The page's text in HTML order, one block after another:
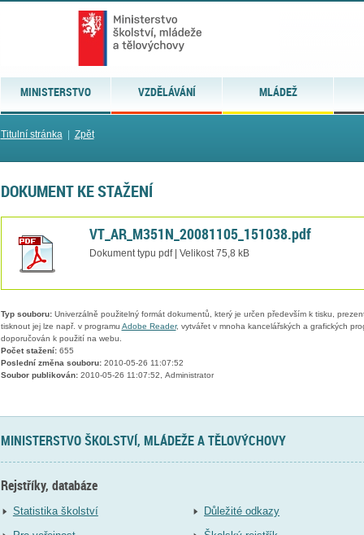
MINISTERSTVO VZDĚLÁVÁNÍ MLÁDEŽ
Titulní stránka| Zpět
DOKUMENT KE STAŽENÍ
VT_AR_M351N_20081105_151038.pdf
Dokument typu pdf | Velikost 75,8 kB
Typ souboru:Univerzálně použitelný formát dokumentů, který je určen především k tisku,
tisknout jej lze např. v programu Adobe Reader, vytvářet v mnoha kancelářských a grafických
doporučován k použití na webu.
Počet stažení:655
Poslední změna souboru:2010-05-26 11:07:52
Soubor publikován:2010-05-26 11:07:52, Administrator
MINISTERSTVO ŠKOLSTVÍ, MLÁDEŽE A TĚLOVÝCHOVY
Rejstříky, databáze
Statistika školství
Důležité odkazy